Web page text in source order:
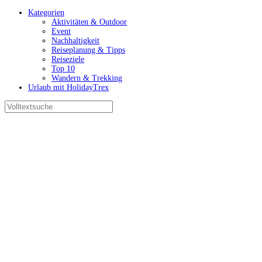
Kategorien
Aktivitäten & Outdoor
Event
Nachhaltigkeit
Reiseplanung & Tipps
Reiseziele
Top 10
Wandern & Trekking
Urlaub mit HolidayTrex